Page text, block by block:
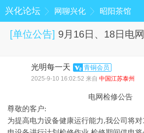
兴化论坛 网聊兴化 昭阳茶馆
[单位公告] 9月16日、18日电
光明每一天 青铜会员
2025-9-10 16:02:52 来自 中国江苏泰州
电网检修公告
尊敬的客户:
为提高电力设备健康运行能力,我公司将对